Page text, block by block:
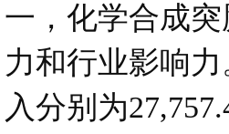
一，化学合成
力和行业影响
入分别为